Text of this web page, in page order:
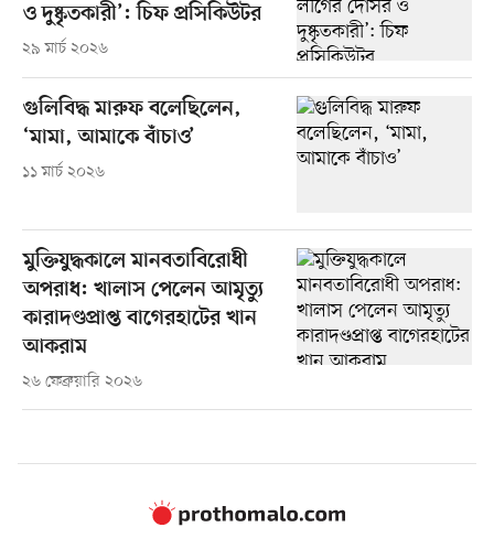
ও দুষ্কৃতকারী’: চিফ প্রসিকিউটর
২৯ মার্চ ২০২৬
গুলিবিদ্ধ মারুফ বলেছিলেন,
‘মামা, আমাকে বাঁচাও’
১১ মার্চ ২০২৬
মুক্তিযুদ্ধকালে মানবতাবিরোধী
অপরাধ: খালাস পেলেন আমৃত্যু
কারাদণ্ডপ্রাপ্ত বাগেরহাটের খান
আকরাম
২৬ ফেব্রুয়ারি ২০২৬